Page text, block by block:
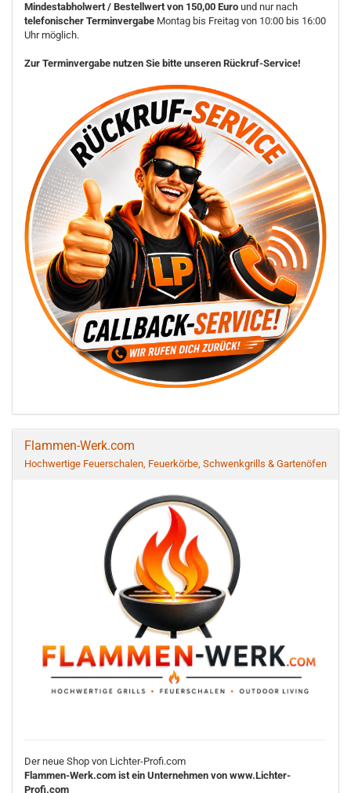
Mindestabholwert / Bestellwert von 150,00 Euro und nur nach
telefonischer Terminvergabe Montag bis Freitag von 10:00 bis 16:00
Uhr möglich.
Zur Terminvergabe nutzen Sie bitte unseren Rückruf-Service!
Flammen-Werk.com
Hochwertige Feuerschalen, Feuerkörbe, Schwenkgrills & Gartenöfen
Der neue Shop von Lichter-Profi.com
Flammen-Werk.com ist ein Unternehmen von www.Lichter-
Profi.com